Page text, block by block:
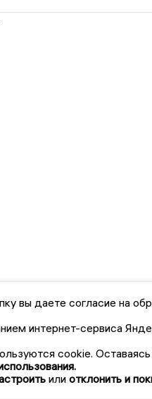
вы даете согласие на
интернет-сервиса
cookie.
или отклонить и